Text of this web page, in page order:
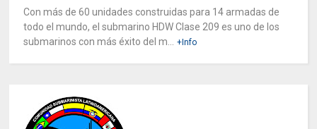
Con más de 60 unidades construidas para 14 armadas de
todo el mundo, el submarino HDW Clase 209 es uno de los
submarinos con más éxito del m...
+Info